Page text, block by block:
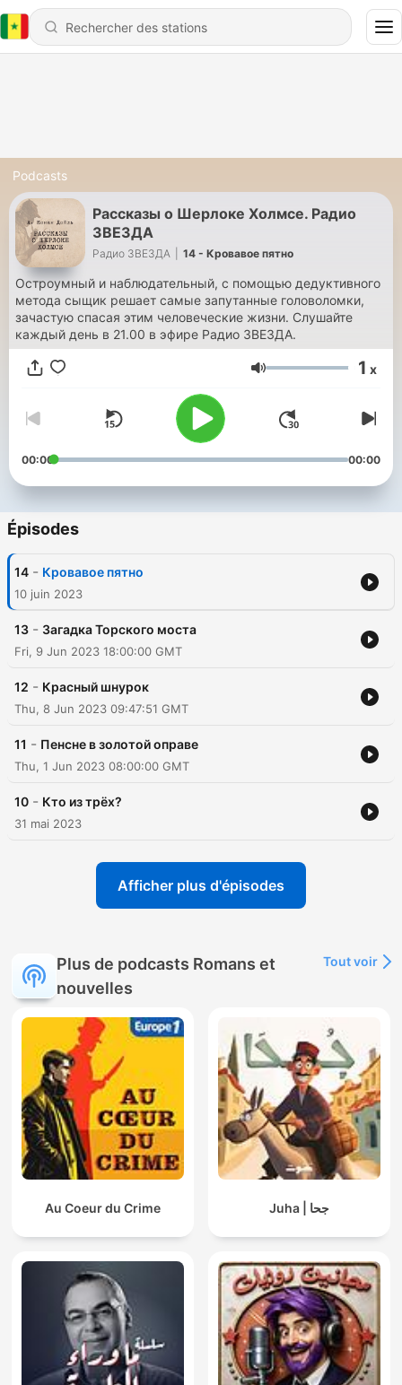
Podcasts
Рассказы о Шерлоке Холмсе. Радио
ЗВЕЗДА
Радио ЗВЕЗДА 14 - Кровавое пятно
Остроумный и наблюдательный, с помощью дедуктивного
метода сыщик решает самые запутанные головоломки,
зачастую спасая этим человеческие жизни. Слушайте
каждый день в 21.00 в эфире Радио ЗВЕЗДА.
Volume 1 x
00:00 00:00
Épisodes
14 - Кровавое пятно
10 juin 2023
13 - Загадка Торского моста
Fri, 9 Jun 2023 18:00:00 GMT
12 - Красный шнурок
Thu, 8 Jun 2023 09:47:51 GMT
11 - Пенсне в золотой оправе
Thu, 1 Jun 2023 08:00:00 GMT
10 - Кто из трёх?
31 mai 2023
Afficher plus d'épisodes
Plus de podcasts Romans et
nouvelles
Tout voir
Au Coeur du Crime Juha | جحا